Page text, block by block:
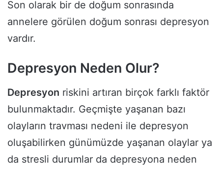
Son olarak bir de doğum sonrasında
annelere görülen doğum sonrası depresyon
vardır.
Depresyon Neden Olur?
Depresyon riskini artıran birçok farklı faktör
bulunmaktadır. Geçmişte yaşanan bazı
olayların travması nedeni ile depresyon
oluşabilirken günümüzde yaşanan olaylar ya
da stresli durumlar da depresyona neden